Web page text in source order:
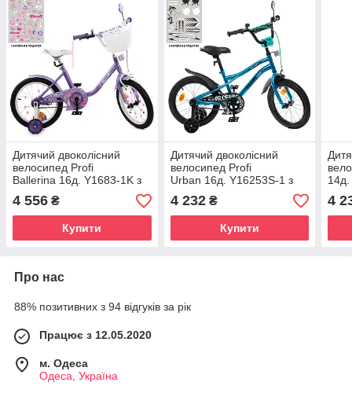
Дитячий двоколісний
велосипед Profi
Ballerina 16д. Y1683-1K з
додатковими колесами та
кошиком, бузковий
4 556 ₴
Купити
Дитячий двоколісний
велосипед Profi
Urban 16д. Y16253S-1 з
додатковими колесами,
ліхтарик, дзвінок
4 232₴
Купити
14д.
4
Про нас
88% позитивних з 94 відгуків за рік
Працює з 12.05.2020
м. Одеса
Одеса, Україна